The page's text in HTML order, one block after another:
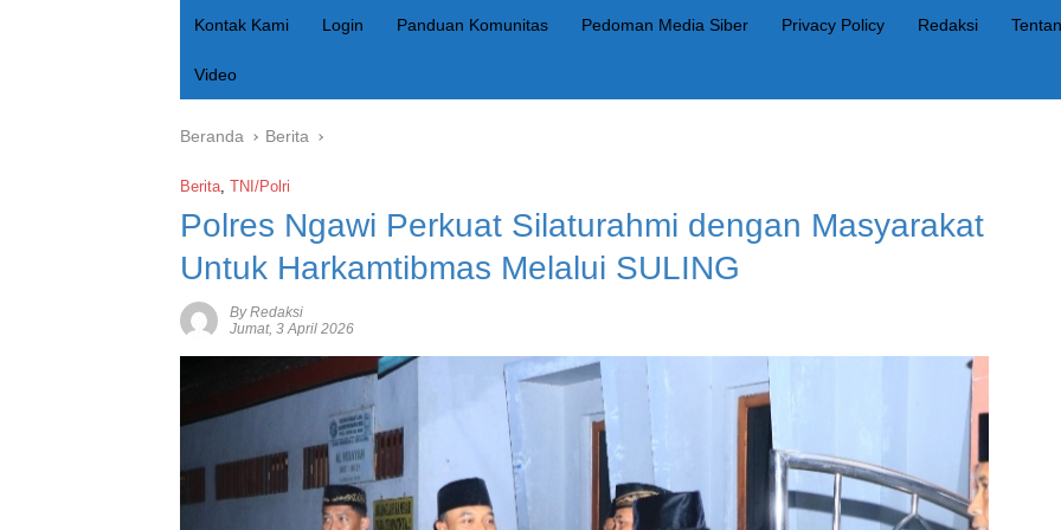
Kontak Kami Login Panduan Komunitas Pedoman Media Siber Privacy Policy Redaksi
Video
Beranda Berita
Berita, TNI/Polri
Polres Ngawi Perkuat Silaturahmi dengan Masyarakat
Untuk Harkamtibmas Melalui SULING
By Redaksi
Jumat, 3 April 2026